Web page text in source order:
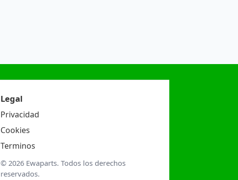
Legal
Privacidad
Cookies
Terminos
© 2026 Ewaparts. Todos los derechos
reservados.